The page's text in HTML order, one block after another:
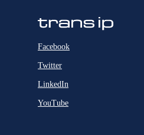
Facebook
Twitter
LinkedIn
YouTube